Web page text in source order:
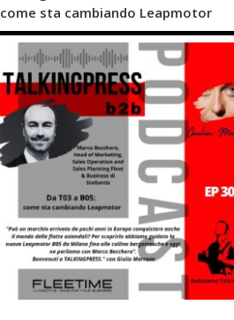
come sta cambiando Leapmotor